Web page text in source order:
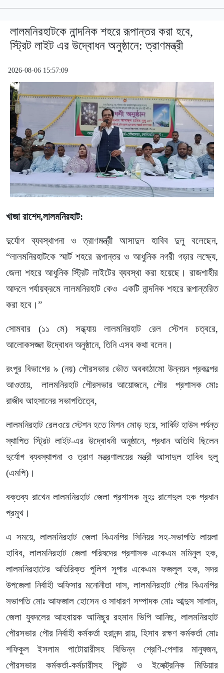
লালমনিরহাটকে নান্দনিক শহরে রূপান্তর করা হবে,
স্ট্রিট লাইট এর উদ্বোধন অনুষ্ঠানে: ত্রাণমন্ত্রী
2026-08-06 15:57:09
খাজা রাশেদ,লালমনিরহাট:
দুর্যোগ ব্যবস্থাপনা ও ত্রাণমন্ত্রী আসাদুল হাবিব দুলু বলেছেন,
“লালমনিরহাটকে স্মার্ট শহরে রূপান্তর ও আধুনিক নগরী গড়ার লক্ষ্যে,
জেলা শহরে আধুনিক স্ট্রিট লাইটের ব্যবস্থা করা হয়েছে। রাজশাহীর
আদলে পর্যায়ক্রমে লালমনিরহাট কেও একটি নান্দনিক শহরে রূপান্তরিত
করা হবে।”
সোমবার (১১ মে) সন্ধ্যায় লালমনিরহাট রেল স্টেশন চত্বরে,
আলোকসজ্জা উদ্বোধন অনুষ্ঠানে, তিনি এসব কথা বলেন।
রংপুর বিভাগের ৯ (নয়) পৌরসভার ভৌত অবকাঠামো উন্নয়ন প্রকল্পের
আওতায়, লালমনিরহাট পৌরসভার আয়োজনে, পৌর প্রশাসক মোঃ
রাজীব আহসানের সভাপতিত্বে,
লালমনিরহাট রেলওয়ে স্টেশন হতে মিশন মোড় হয়ে, সার্কিট হাউস পর্যন্ত
স্থাপিত স্ট্রিট লাইট-এর উদ্বোধনী অনুষ্ঠানে, প্রধান অতিথি ছিলেন
দুর্যোগ ব্যবস্থাপনা ও ত্রাণ মন্ত্রণালয়ের মন্ত্রী আসাদুল হাবিব দুলু
(এমপি)।
বক্তব্য রাখেন লালমনিরহাট জেলা প্রশাসক মুহঃ রাশেদুল হক প্রধান
প্রমুখ।
এ সময়ে, লালমনিরহাট জেলা বিএনপির সিনিয়র সহ-সভাপতি লায়লা
হাবিব, লালমনিরহাট জেলা পরিষদের প্রশাসক একেএম মমিনুল হক,
লালমনিরহাটের অতিরিক্ত পুলিশ সুপার একেএম ফজলুল হক, সদর
উপজেলা নির্বাহী অফিসার মনোনীতা দাস, লালমনিরহাট পৌর বিএনপির
সভাপতি মোঃ আফজাল হোসেন ও সাধারণ সম্পাদক মোঃ আব্দুস সালাম,
জেলা যুবদলের আহবায়ক আনিছুর রহমান ভিপি আনিছ, লালমনিরহাট
পৌরসভার পৌর নির্বাহী কর্মকর্তা হরানন্দ রায়, হিসাব রক্ষণ কর্মকর্তা মোঃ
শফিকুল ইসলাম পাটোয়ারীসহ বিভিন্ন শ্রেণি-পেশার মানুষজন,
পৌরসভার কর্মকর্তা-কর্মচারীসহ প্রিন্ট ও ইলেক্ট্রনিক মিডিয়ার